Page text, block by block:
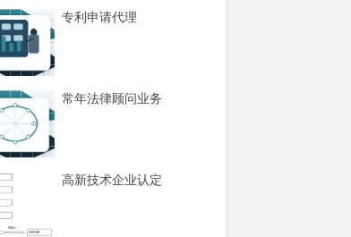
专利申请代理
常年法律顾问业务
高新技术企业认定